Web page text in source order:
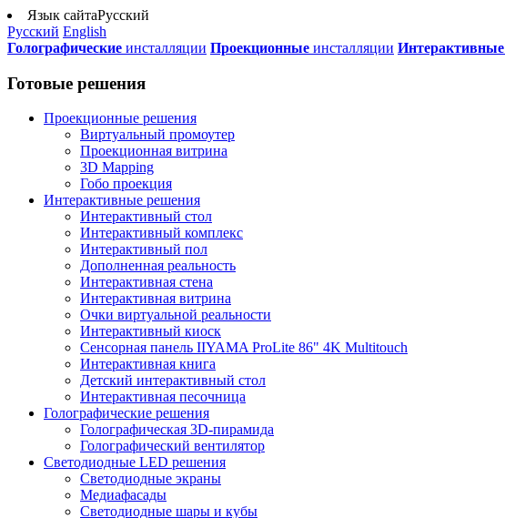
Язык сайтаРусский
Русский English
Голографические инсталляции Проекционные инсталляции Интерактивные
Готовые решения
Проекционные решения
Виртуальный промоутер
Проекционная витрина
3D Mapping
Гобо проекция
Интерактивные решения
Интерактивный стол
Интерактивный комплекс
Интерактивный пол
Дополненная реальность
Интерактивная стена
Интерактивная витрина
Очки виртуальной реальности
Интерактивный киоск
Сенсорная панель IIYAMA ProLite 86" 4K Multitouch
Интерактивная книга
Детский интерактивный стол
Интерактивная песочница
Голографические решения
Голографическая 3D-пирамида
Голографический вентилятор
Светодиодные LED решения
Светодиодные экраны
Медиафасады
Светодиодные шары и кубы